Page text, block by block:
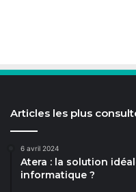
Articles les plus
6 avril 2024
Atera : la solution
informatique ?